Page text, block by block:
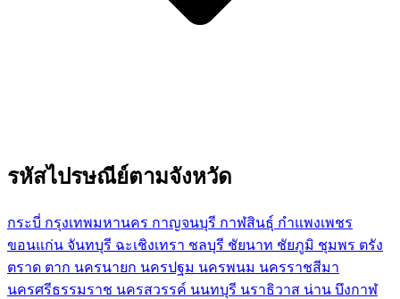
รหัสไปรษณีย์ตามจังหวัด
กระบี่ กรุงเทพมหานคร กาญจนบุรี กาฬสินธุ์ กำแพงเพชร
ขอนแก่น จันทบุรี ฉะเชิงเทรา ชลบุรี ชัยนาท ชัยภูมิ ชุมพร ตรัง
ตราด ตาก นครนายก นครปฐม นครพนม นครราชสีมา
นครศรีธรรมราช นครสวรรค์ นนทบุรี นราธิวาส น่าน บึงกาฬ